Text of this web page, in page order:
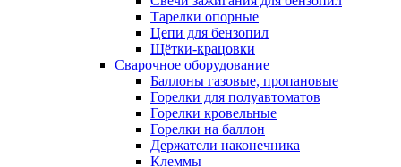
Тарелки опорные
Цепи для бензопил
Щётки-крацовки
Сварочное оборудование
Баллоны газовые, пропановые
Горелки для полуавтоматов
Горелки кровельные
Горелки на баллон
Держатели наконечника
Клеммы